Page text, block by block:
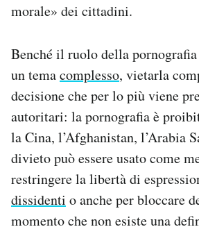
morale» dei cittadini.
Benché il ruolo della
un temacomplesso, vietarla
decisione che per lo più viene
autoritari: la pornografia è
la Cina, l’Afghanistan, l’Arabia
divieto può essere usato come
restringere la libertà di
dissidenti o anche per bloccare
momento che non esiste una